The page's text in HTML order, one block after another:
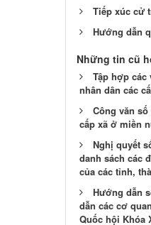
Tiếp xúc cử
Hướng dẫn
Những tin cũ
Tập hợp
nhân dân các
Công văn số
cấp xã ở miền
Nghị quyết
danh sách các
của các tỉnh,
Hướng dẫn
dẫn các cơ
Quốc hội Khóa